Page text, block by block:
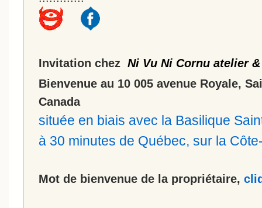
Invitation chez Ni Vu Ni Cornu atelier
Bienvenue au 10 005 avenue Royale,
Canada
située en biais avec la Basilique
à 30 minutes de Québec, sur la
Mot de bienvenue de la propriétaire,